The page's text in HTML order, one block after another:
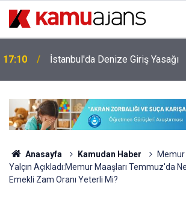
17:10 İstanbul'da Denize Giriş Yasağı
Anasayfa Kamudan Haber
Memur
Yalçın Açıkladı:Memur Maaşları Temmuz'da
Emekli Zam Oranı Yeterli Mi?